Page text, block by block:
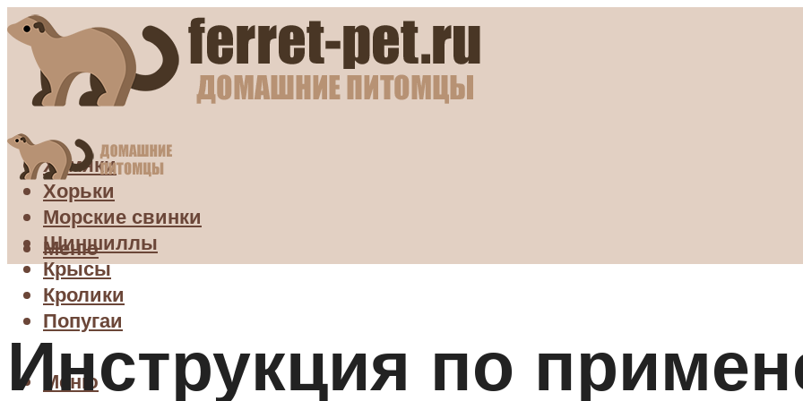
Хомяки
Хорьки
Морские свинки
Шиншиллы
Крысы
Кролики
Попугаи
Меню
Меню
Инструкция по